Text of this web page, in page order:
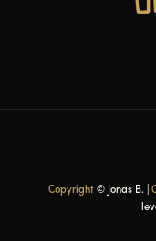
Copyright© Jonas B. |